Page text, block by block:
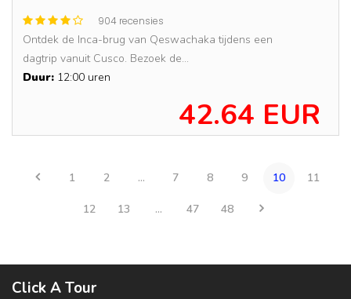
904 recensies
Ontdek de Inca-brug van Qeswachaka tijdens een
dagtrip vanuit Cusco. Bezoek de...
Duur: 12:00 uren
42.64 EUR
1 2 ... 7 8 9 10 11
12 13 ... 47 48
Click A Tour